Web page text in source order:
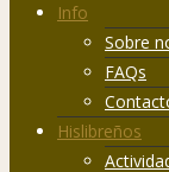
Info
Sobre
FAQs
Hislibreños